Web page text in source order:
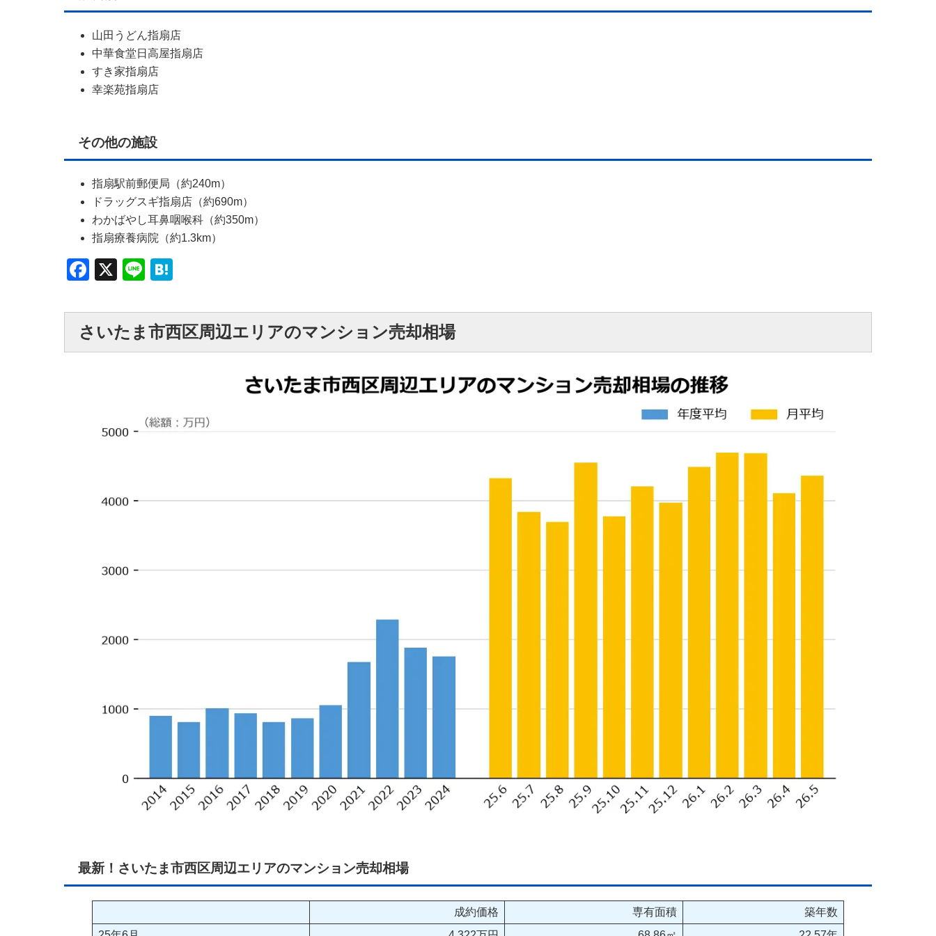
山田うどん指扇店
中華食堂日高屋指扇店
すき家指扇店
幸楽苑指扇店
その他の施設
指扇駅前郵便局（約240m）
ドラッグスギ指扇店（約690m）
わかばやし耳鼻咽喉科（約350m）
指扇療養病院（約1.3km）
Facebook
X Line
さいたま市西区周辺エリアのマンション売却相場
最新！さいたま市西区周辺エリアのマンション売却相場
成約価格 専有面積
築年数